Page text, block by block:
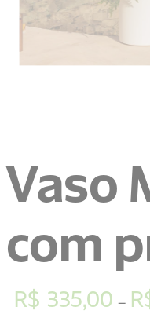
Vaso
com
R$ 335,00 –